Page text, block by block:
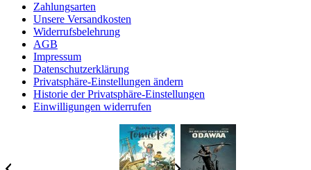
Zahlungsarten
Unsere Versandkosten
Widerrufsbelehrung
AGB
Impressum
Datenschutzerklärung
Privatsphäre-Einstellungen ändern
Historie der Privatsphäre-Einstellungen
Einwilligungen widerrufen